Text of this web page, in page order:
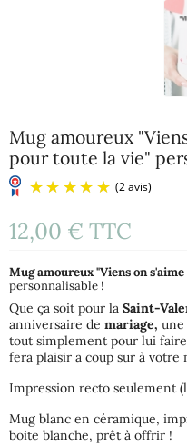
Mug amoureux
pour toute la vie"
(2 avis)
12,00 € TTC
Mugamoureux "Viens on
personnalisable !
Que ça soit pour la Saint-
anniversaire de mariage, une
tout simplement pour lui
fera plaisir a coup sur à votre
Impression recto seulement
Mug blanc en céramique,
boite blanche, prêt à offrir !